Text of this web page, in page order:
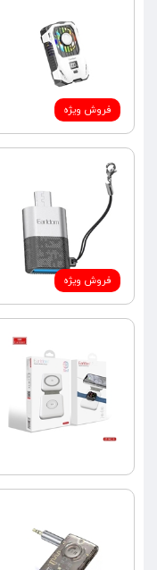
فروش ویژه
فروش ویژه